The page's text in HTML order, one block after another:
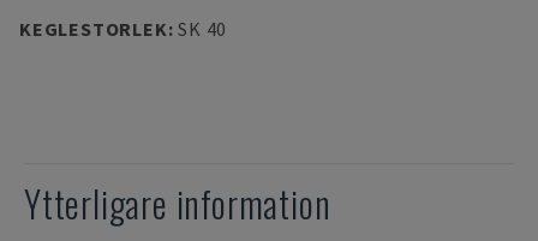
KEGLESTORLEK:SK 40
Ytterligare information